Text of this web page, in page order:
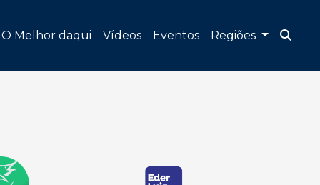
O Melhor daqui Vídeos Eventos Regiões